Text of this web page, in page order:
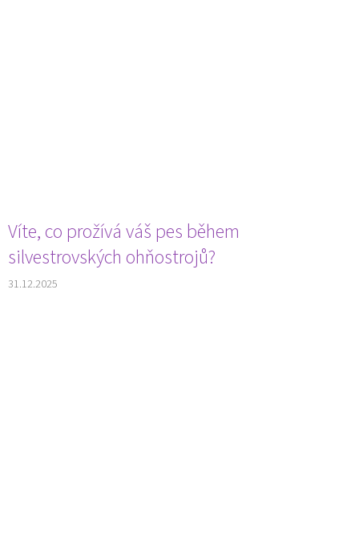
Víte, co prožívá váš pes během
silvestrovských ohňostrojů?
31.12.2025